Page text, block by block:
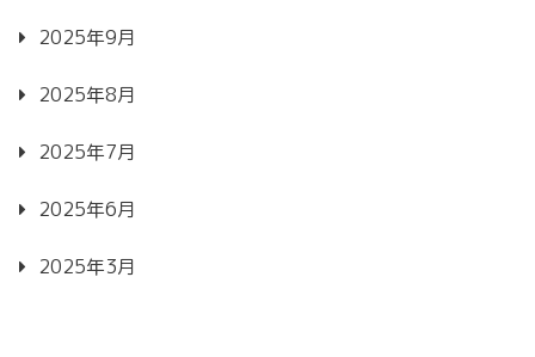
2025年9月
2025年8月
2025年7月
2025年6月
2025年3月